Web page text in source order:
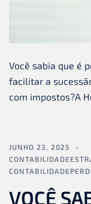
Você sabia que é
facilitar a
com impostos?A
JUNHO 23, 2025
VOCÊ